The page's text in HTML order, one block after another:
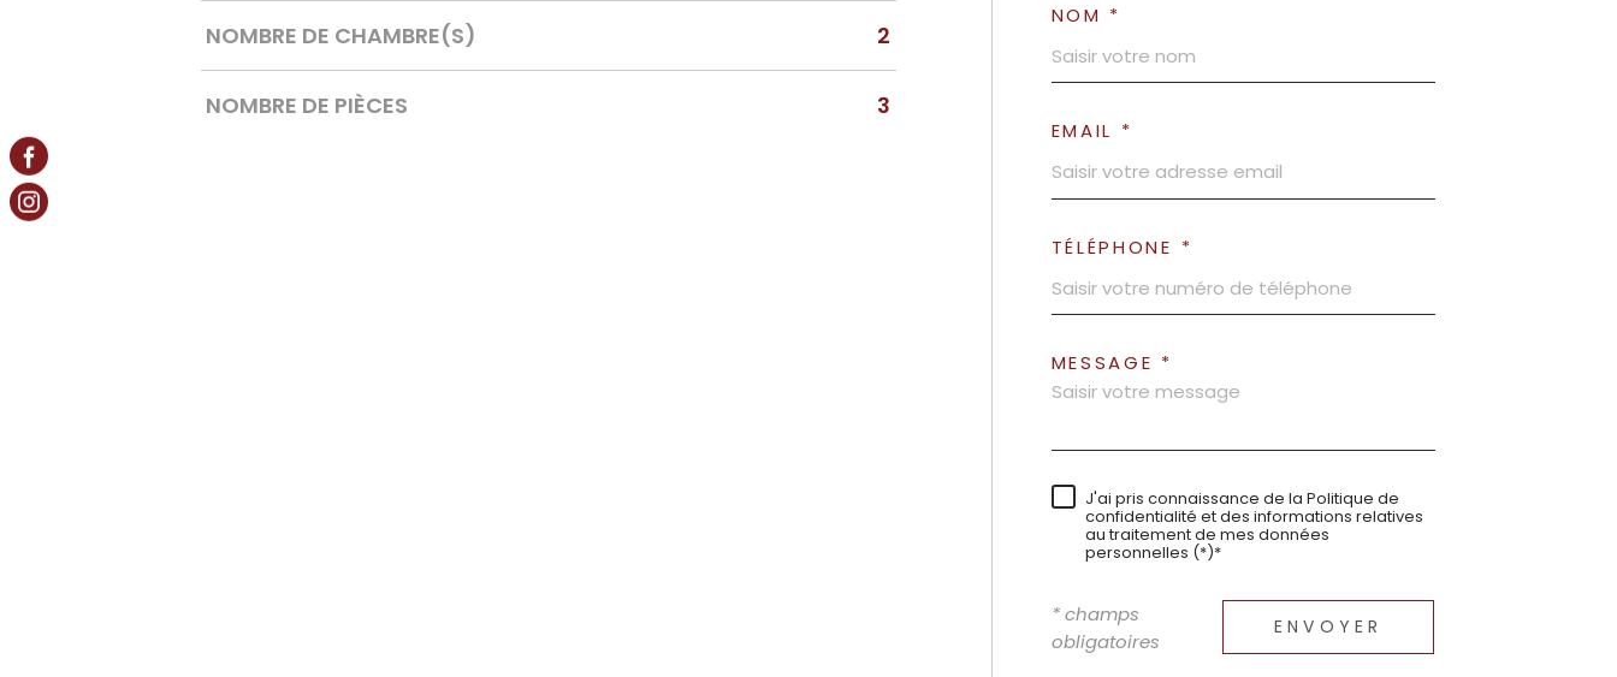
NOMBRE DE CHAMBRE(S) 2
NOMBRE DE PIÈCES 3
NOM *
EMAIL *
TÉLÉPHONE *
MESSAGE *
J'ai pris connaissance de la Politique de
confidentialité et des informations relatives
au traitement de mes données
personnelles (*)*
* champs
obligatoires
ENVOYER